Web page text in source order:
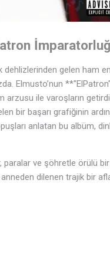
dehlizlerinden gelen ham
Elmusto’nun
ile varoşların
bir başarı grafiğinin
anlatan bu albüm,
paralar ve şöhretle örülü
anneden dilenen trajik bir
🎵
🎶